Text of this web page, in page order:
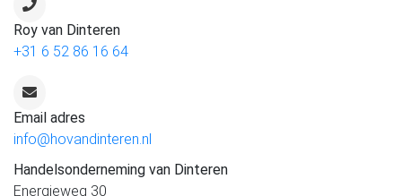
Roy van Dinteren
+31 6 52 86 16 64
Email adres
info@hovandinteren.nl
Handelsonderneming van Dinteren
Energieweg 30